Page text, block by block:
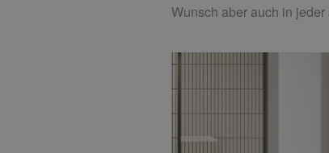
Wunsch aber auch in